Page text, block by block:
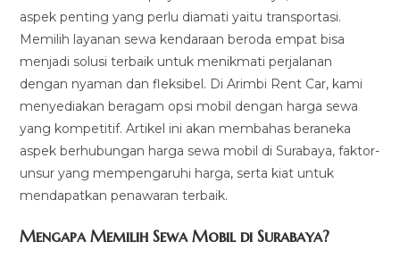
aspek penting yang perlu diamati yaitu transportasi.
Memilih layanan sewa kendaraan beroda empat bisa
menjadi solusi terbaik untuk menikmati perjalanan
dengan nyaman dan fleksibel. Di Arimbi Rent Car, kami
menyediakan beragam opsi mobil dengan harga sewa
yang kompetitif. Artikel ini akan membahas beraneka
aspek berhubungan harga sewa mobil di Surabaya, faktor-
unsur yang mempengaruhi harga, serta kiat untuk
mendapatkan penawaran terbaik.
Mengapa Memilih Sewa Mobil di Surabaya?